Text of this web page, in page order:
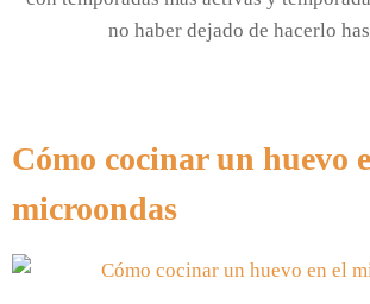
no haber dejado de hacerlo
Cómo cocinar un huevo
microondas